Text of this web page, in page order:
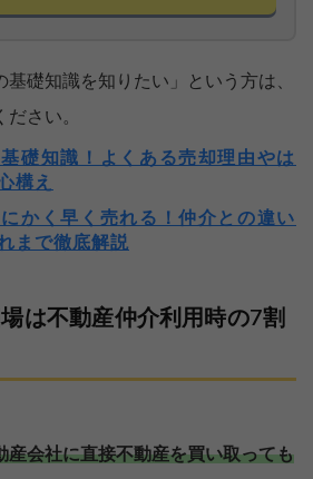
基礎知識を知りたい」という方は、
さい。
礎知識！よくある売却理由やは
構え
かく早く売れる！仲介との違い
まで徹底解説
は不動産仲介利用時の7割
産会社に直接不動産を買い取っても